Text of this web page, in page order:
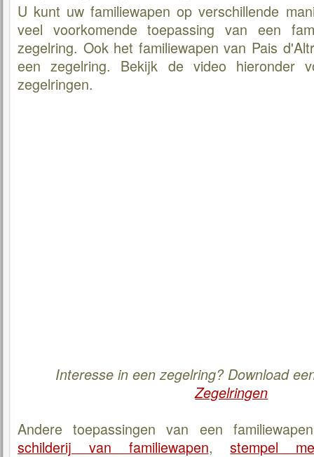
U kunt uw familiewapen op verschillende
veel voorkomende toepassing van een
zegelring. Ook het familiewapen van Pais
een zegelring. Bekijk de video hieronder
zegelringen.
Interesse in een zegelring? Download
Zegelringen
Andere toepassingen van een
schilderij van familiewapen,stempel